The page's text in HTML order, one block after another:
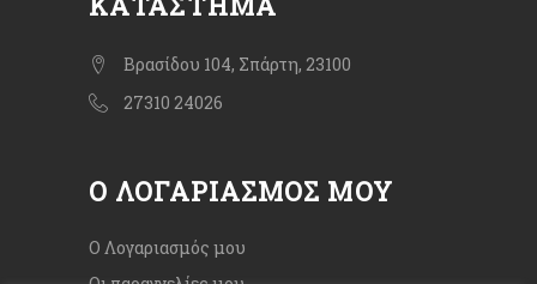
Βρασίδου 104, Σπάρτη, 23100
27310 24026
Ο ΛΟΓΑΡΙΑΣΜΌΣ ΜΟΥ
Ο Λογαριασμός μου